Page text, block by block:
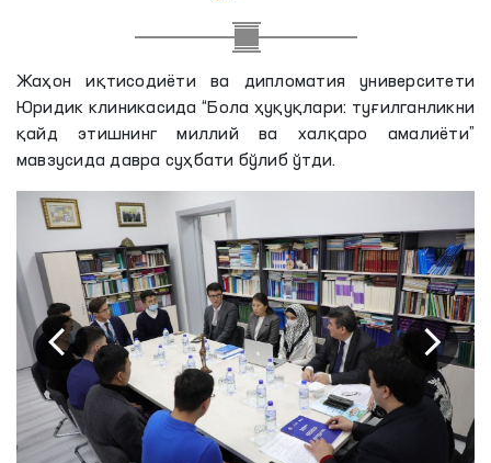
Жаҳон иқтисодиёти ва дипломатия университети
Юридик клиникасида “Бола ҳуқуқлари: туғилганликни
қайд этишнинг миллий ва халқаро амалиёти”
мавзусида давра суҳбати бўлиб ўтди.